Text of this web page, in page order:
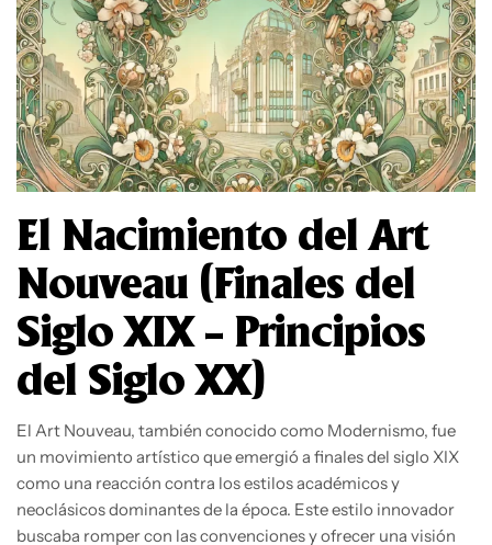
El Nacimiento del Art
Nouveau (Finales del
Siglo XIX – Principios
del Siglo XX)
El Art Nouveau, también conocido como Modernismo, fue
un movimiento artístico que emergió a finales del siglo XIX
como una reacción contra los estilos académicos y
neoclásicos dominantes de la época. Este estilo innovador
buscaba romper con las convenciones y ofrecer una visión